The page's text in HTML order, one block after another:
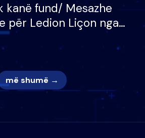
kanë fund/ Mesazhe
për Ledion Liçon nga
e tij, moderatori
lotët: Nuk meritoj…
më shumë →